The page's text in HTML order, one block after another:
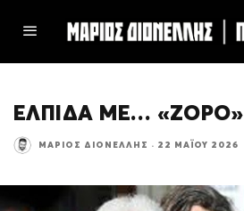
ΕΛΠΙΔΑ ΜΕ… «ΖΟΡΟ»
ΜΆΡΙΟΣ ΔΙΟΝΈΛΛΗΣ · 22 ΜΑΪ́ΟΥ 2026